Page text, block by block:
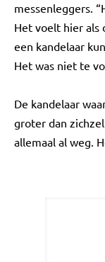
messenleggers.
Het voelt hier als
een kandelaar
Het was niet te
De kandelaar
groter dan
allemaal al weg.